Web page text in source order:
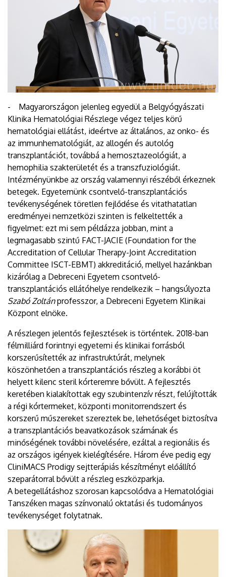
- Magyarországon jelenleg egyedül a Belgyógyászati
Klinika Hematológiai Részlege végez teljes körű
hematológiai ellátást, ideértve az általános, az onko- és
az immunhematológiát, az allogén és autológ
transzplantációt, továbbá a hemosztazeológiát, a
hemophilia szakterületét és a transzfuziológiát.
Intézményünkbe az ország valamennyi részéből érkeznek
betegek. Egyetemünk csontvelő-transzplantációs
tevékenységének töretlen fejlődése és vitathatatlan
eredményei nemzetközi szinten is felkeltették a
figyelmet: ezt mi sem példázza jobban, mint a
legmagasabb szintű FACT-JACIE (Foundation for the
Accreditation of Cellular Therapy-Joint Accreditation
Committee ISCT-EBMT) akkreditáció, mellyel hazánkban
kizárólag a Debreceni Egyetem csontvelő-
transzplantációs ellátóhelye rendelkezik – hangsúlyozta
Szabó Zoltánprofesszor, a Debreceni Egyetem Klinikai
Központ elnöke.
A részlegen jelentős fejlesztések is történtek. 2018-ban
félmilliárd forintnyi egyetemi és klinikai forrásból
korszerűsítették az infrastruktúrát, melynek
köszönhetően a transzplantációs részleg a korábbi öt
helyett kilenc steril kórteremre bővült. A fejlesztés
keretében kialakítottak egy szubintenzív részt, felújították
a régi kórtermeket, központi monitorrendszert és
korszerű műszereket szereztek be, lehetőséget biztosítva
a transzplantációs beavatkozások számának és
minőségének további növelésére, ezáltal a regionális és
az országos igények kielégítésére. Három éve pedig egy
CliniMACS Prodigy sejtterápiás készítményt előállító
szeparátorral bővült a részleg eszközparkja.
A betegellátáshoz szorosan kapcsolódva a Hematológiai
Tanszéken magas színvonalú oktatási és tudományos
tevékenységet folytatnak.